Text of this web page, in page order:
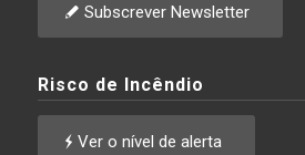
Subscrever Newsletter
Risco de Incêndio
Ver o nível de alerta